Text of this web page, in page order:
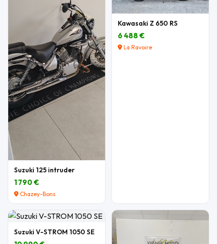
Suzuki 125 intruder
1 790 €
Chazey-Bons
Kawasaki Z 650 RS
6 488 €
La Ravoire
Suzuki V-STROM 1050 SE